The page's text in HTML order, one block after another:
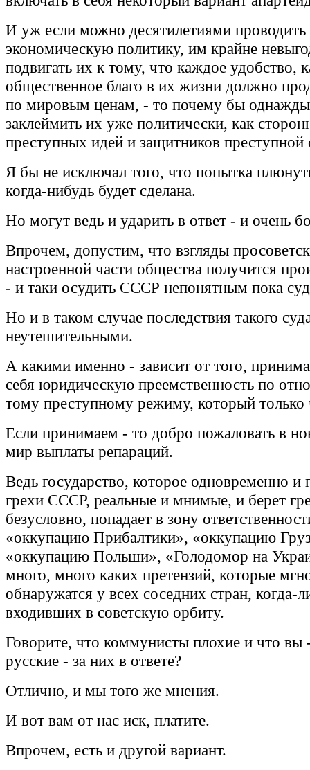
И уж если можно десятилетиями проводить
экономическую политику, им крайне
подвигать их к тому, что каждое удобство,
общественное благо в их жизни должно
по мировым ценам, - то почему бы
заклеймить их уже политически, как
преступных идей и защитников преступной
Я бы не исключал того, что попытка
когда-нибудь будет сделана.
Но могут ведь и ударить в ответ - и очень
Впрочем, допустим, что взгляды
настроенной части общества получится
- и таки осудить СССР непонятным пока
Но и в таком случае последствия такого
неутешительными.
А какими именно - зависит от того,
себя юридическую преемственность по
тому преступному режиму, который только
Если принимаем - то добро пожаловать в
мир выплаты репараций.
Ведь государство, которое одновременно и
грехи СССР, реальные и мнимые, и берет
безусловно, попадает в зону
«оккупацию Прибалтики», «оккупацию
«оккупацию Польши», «Голодомор на
много, много каких претензий, которые
обнаружатся у всех соседних стран, когда-
входивших в советскую орбиту.
Говорите, что коммунисты плохие и что вы
русские - за них в ответе?
Отлично, и мы того же мнения.
И вот вам от нас иск, платите.
Впрочем, есть и другой вариант.